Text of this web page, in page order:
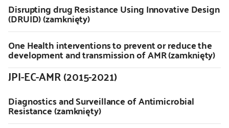
Disrupting drug Resistance Using Innovative Design
(DRUID) (zamknięty)
One Health interventions to prevent or reduce the
development and transmission of AMR (zamknięty)
JPI-EC-AMR (2015-2021)
Diagnostics and Surveillance of Antimicrobial
Resistance (zamknięty)